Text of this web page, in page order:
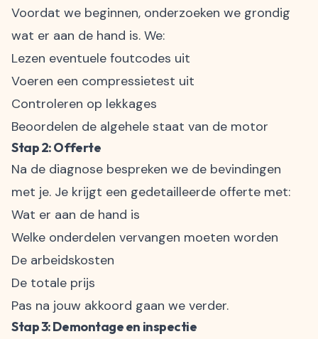
Voordat we beginnen, onderzoeken we grondig
wat er aan de hand is. We:
Lezen eventuele foutcodes uit
Voeren een compressietest uit
Controleren op lekkages
Beoordelen de algehele staat van de motor
Stap 2: Offerte
Na de diagnose bespreken we de bevindingen
met je. Je krijgt een gedetailleerde offerte met:
Wat er aan de hand is
Welke onderdelen vervangen moeten worden
De arbeidskosten
De totale prijs
Pas na jouw akkoord gaan we verder.
Stap 3: Demontage en inspectie